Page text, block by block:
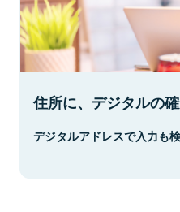
住所に、デジタルの確
デジタルアドレスで入力も